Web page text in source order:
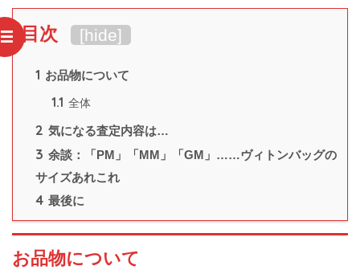
目次 [hide]
1 お品物について
1.1 全体
2 気になる査定内容は…
3 余談：「PM」「MM」「GM」……ヴィトンバッグの
サイズあれこれ
4 最後に
お品物について